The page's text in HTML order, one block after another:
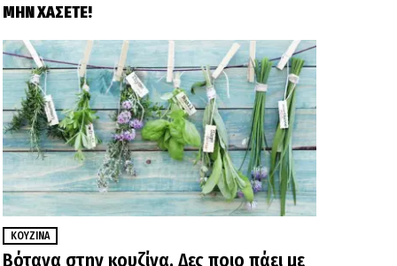
ΜΗΝ ΧΑΣΕΤΕ!
ΚΟΥΖΊΝΑ
Βότανα στην κουζίνα. Δες ποιο πάει με